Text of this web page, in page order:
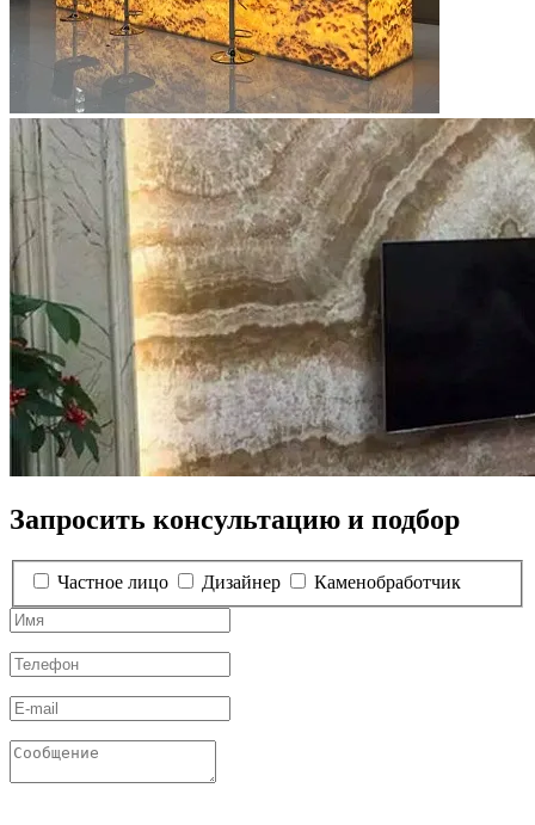
Запросить консультацию и подбор
Частное лицо Дизайнер Каменобработчик